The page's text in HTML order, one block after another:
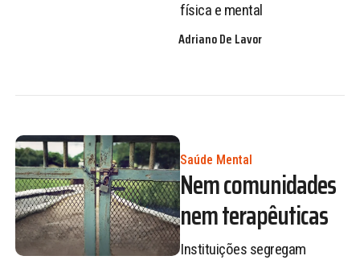
física e mental
Adriano De Lavor
Saúde Mental
Nem comunidades
nem terapêuticas
Instituições segregam